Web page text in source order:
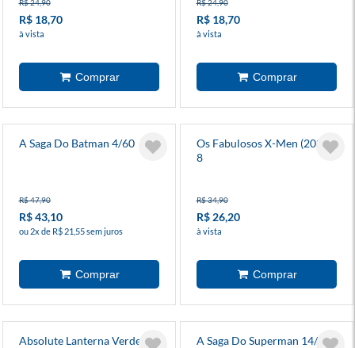
R$ 24,90
R$ 18,70
à vista
R$ 24,90
R$ 18,70
à vista
A Saga Do Batman 4/60
R$ 47,90
R$ 43,10
ou 2x de R$ 21,55 sem juros
Os Fabulosos X-Men (2025)
8
R$ 34,90
R$ 26,20
à vista
Absolute Lanterna Verde 1 A Saga Do Superman 14/38